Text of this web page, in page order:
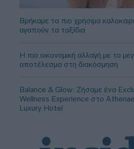
Βρήκαμε τα πιο χρήσιμα
αγαπούν τα ταξίδια
Η πιο οικονομική αλλαγή με το
αποτέλεσμα στη διακόσμηση
Balance & Glow: Ζήσαμε ένα
Wellness Experience στο
Luxury Hotel